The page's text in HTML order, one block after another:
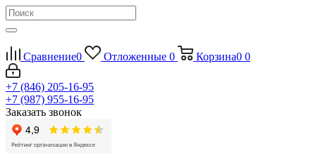
Сравнение0 Отложенные 0 Корзина0 0
+7 (846) 205-16-95
+7 (987) 955-16-95
Заказать звонок